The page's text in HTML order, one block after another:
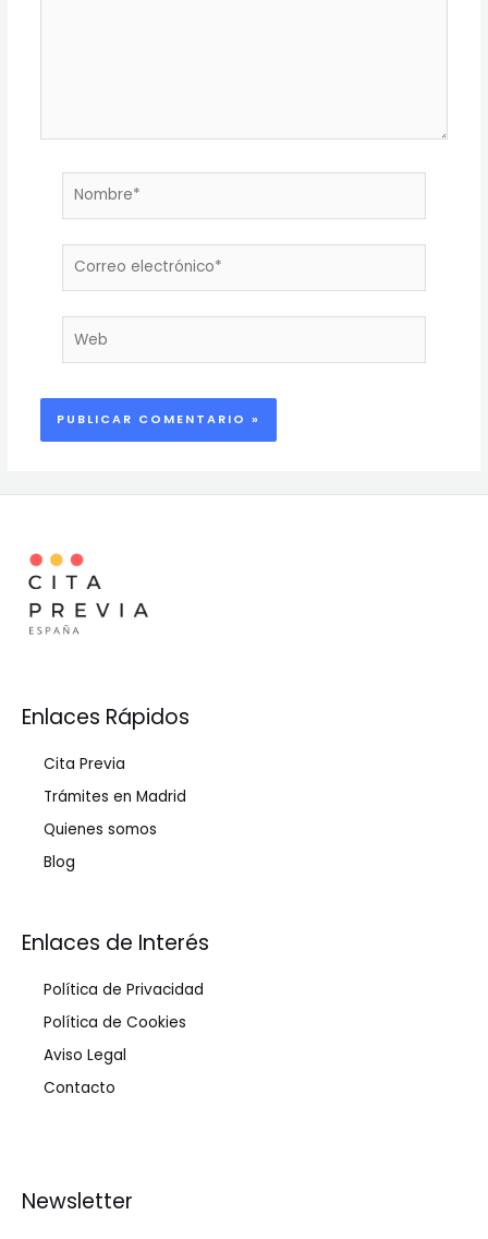
Nombre*
Correo
Web
Enlaces Rápidos
Cita Previa
Trámites en Madrid
Quienes somos
Blog
Enlaces de Interés
Política de Privacidad
Política de Cookies
Aviso Legal
Contacto
Newsletter